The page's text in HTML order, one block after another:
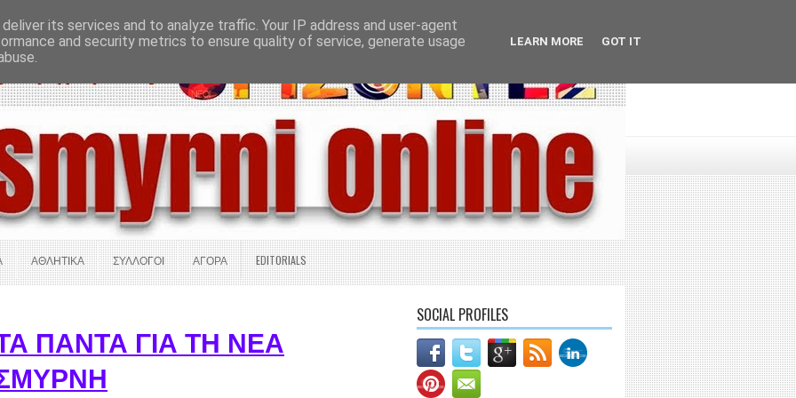
ΠΛΗΡΟΦΟΡΙΕΣ ΟΔΗΓΟΣ ΑΓΟΡΑΣ ΕΠΙΚΟΙΝΩΝΙΑ
ΑΘΛΗΤΙΚΑ ΣΥΛΛΟΓΟΙ ΑΓΟΡΑ EDITORIALS
ΠΑΝΤΑ ΓΙΑ ΤΗ ΝΕΑ
SOCIAL PROFILES
its services and to analyze traffic. Your IP address and user-agent
and security metrics to ensure quality of service, generate usage
LEARN MORE GOT IT